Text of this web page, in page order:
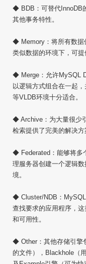
◆ BDB：可替代InnoDB
其他事务特性。
◆ Memory：将所有数据
类似数据的环境下，可提
◆ Merge：允许MySQL
以逻辑方式组合在一起
等VLDB环境十分适合。
◆ Archive：为大量很少
检索提供了完美的解决方
◆ Federated：能够将多
理服务器创建一个逻辑
境。
◆ Cluster/NDB：
查找要求的应用程序，
和可用性。
◆ Other：其他存储引擎
的文件），Blackhole（